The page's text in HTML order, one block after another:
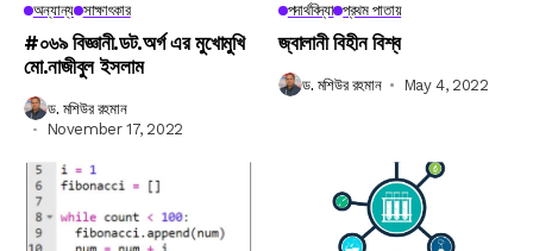
অন্যান্য সাক্ষাৎকার
#০৬৯ বিজ্ঞানী.ডট.অর্গ এর মুখোমুখি
মো.নাজীবুল ইসলাম
ড. মশিউর রহমান
November 17, 2022
পদার্থবিদ্যা প্রথম পাতায়
জ্বালানী বিহীন বিশ্ব
ড. মশিউর রহমান May 4, 2022